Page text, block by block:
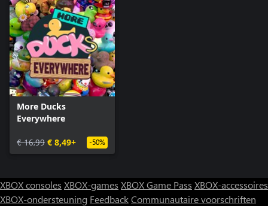
More Ducks
Everywhere
€ 16,99 € 8,49+ -50%
XBOX consoles XBOX-games XBOX Game Pass XBOX-accessoires
XBOX-ondersteuning FeedbackCommunautaire voorschriften